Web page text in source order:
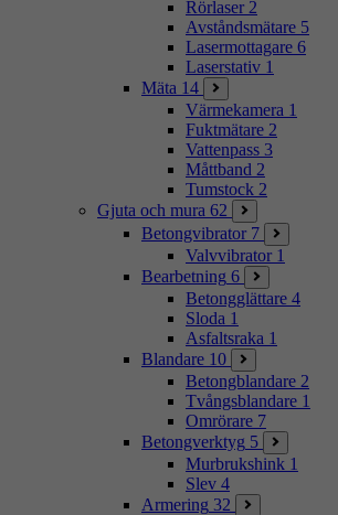
Rörlaser 2
Avståndsmätare 5
Lasermottagare 6
Laserstativ 1
Mäta 14
Värmekamera 1
Fuktmätare 2
Vattenpass 3
Måttband 2
Tumstock 2
Gjuta och mura 62
Betongvibrator 7
Valvvibrator 1
Bearbetning 6
Betongglättare 4
Sloda 1
Asfaltsraka 1
Blandare 10
Betongblandare 2
Tvångsblandare 1
Omrörare 7
Betongverktyg 5
Murbrukshink 1
Slev 4
Armering 32